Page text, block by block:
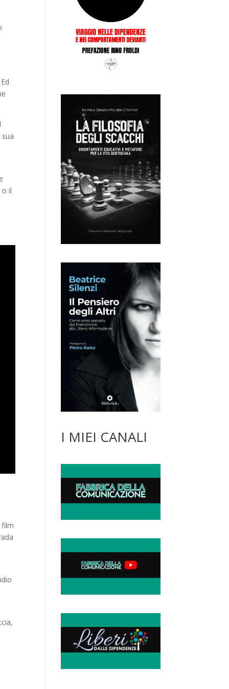
o il
I MIEI CANALI